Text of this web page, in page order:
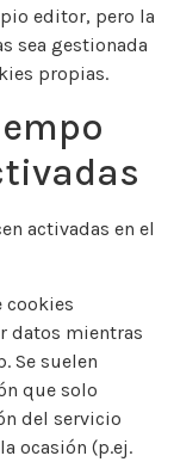
editor, pero la
sea gestionada
propias.
activadas en el
cookies
datos mientras
Se suelen
que solo
del servicio
ocasión (p.ej.